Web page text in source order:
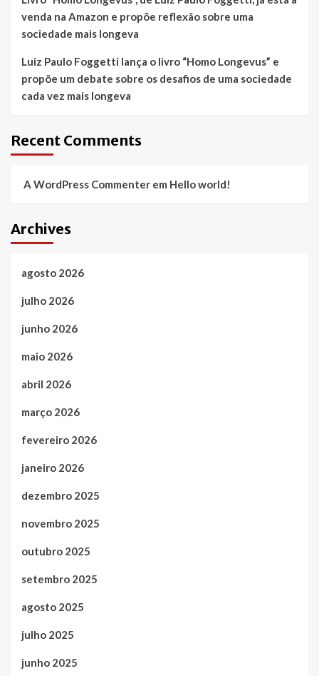
venda na Amazon e propõe reflexão sobre uma
sociedade mais longeva
Luiz Paulo Foggetti lança o livro “Homo Longevus” e
propõe um debate sobre os desafios de uma sociedade
cada vez mais longeva
Recent Comments
A WordPress Commenter em Hello world!
Archives
agosto 2026
julho 2026
junho 2026
maio 2026
abril 2026
março 2026
fevereiro 2026
janeiro 2026
dezembro 2025
novembro 2025
outubro 2025
setembro 2025
agosto 2025
julho 2025
junho 2025